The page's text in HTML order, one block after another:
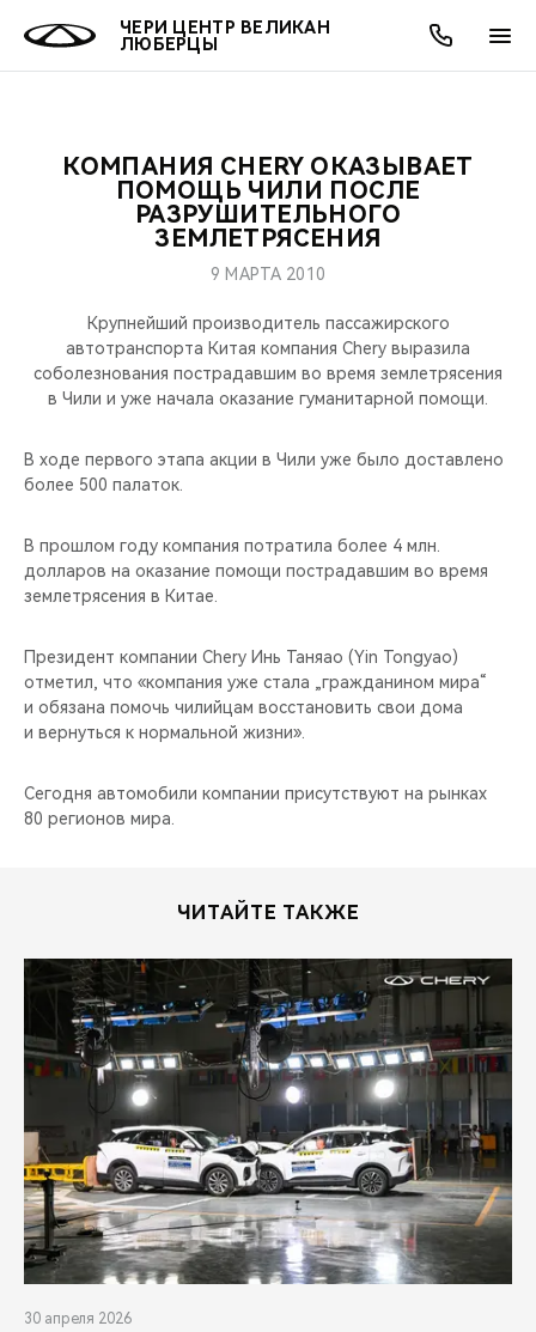
ЧЕРИ ЦЕНТР ВЕЛИКАН
ЛЮБЕРЦЫ
МОДЕЛИ
СЕДАНЫ
НОВИНКИ
ПОКУПАТЕЛЯМ
ВЫБОР И ПОКУПКА
ВЛАДЕЛЬЦАМ
ПОДДЕРЖКА
МИР CHERY
CHERY В СОЦСЕТЯХ
БЛАГОТВОРИТЕЛЬНОСТЬ
CHERY REMOTE
CHERY И СПОРТ
НАШИ МЕРОПРИЯТИЯ
CHERY ДЛЯ ДЕТЕЙ
АКЦИИ
ВЫГОДЫ И АКЦИИ
ОНЛАЙН СЕРВИСЫ
ВЫБОР И ПОКУПКА
О КОМПАНИИ
КОМПАНИЯ CHERY ОКАЗЫВАЕТ
ПОМОЩЬ ЧИЛИ ПОСЛЕ
РАЗРУШИТЕЛЬНОГО
ЗЕМЛЕТРЯСЕНИЯ
9 МАРТА 2010
Крупнейший производитель пассажирского
автотранспорта Китая компания Chery выразила
соболезнования пострадавшим во время землетрясения
в Чили и уже начала оказание гуманитарной помощи.
В ходе первого этапа акции в Чили уже было доставлено
более 500 палаток.
В прошлом году компания потратила более 4 млн.
долларов на оказание помощи пострадавшим во время
землетрясения в Китае.
Президент компании Chery Инь Таняао (Yin Tongyao)
отметил, что «компания уже стала „гражданином мира“
и обязана помочь чилийцам восстановить свои дома
и вернуться к нормальной жизни».
Сегодня автомобили компании присутствуют на рынках
80 регионов мира.
ЧИТАЙТЕ ТАКЖЕ
30 апреля 2026